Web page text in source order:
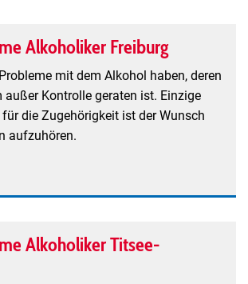
Alkoholiker Freiburg
mit dem Alkohol haben, deren
Kontrolle geraten ist. Einzige
die Zugehörigkeit ist der Wunsch
aufzuhören.
Alkoholiker Titsee-